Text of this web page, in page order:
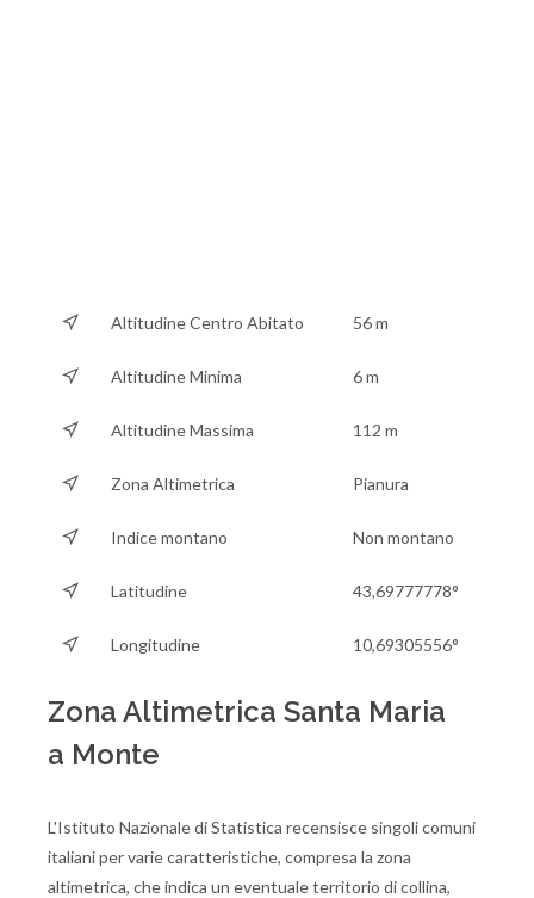
Altitudine Centro Abitato 56 m
Altitudine Minima 6 m
Altitudine Massima 112 m
Zona Altimetrica Pianura
Indice montano Non montano
Latitudine 43,69777778°
Longitudine 10,69305556°
Zona Altimetrica Santa Maria
a Monte
L'Istituto Nazionale di Statistica recensisce singoli comuni
italiani per varie caratteristiche, compresa la zona
altimetrica, che indica un eventuale territorio di collina,